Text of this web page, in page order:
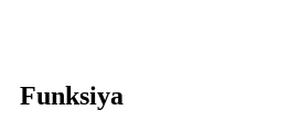
Funksiya